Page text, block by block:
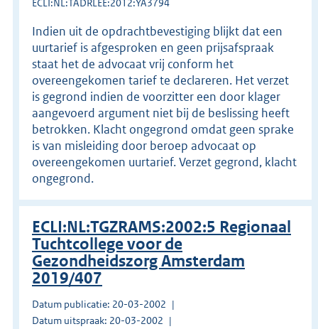
Indien uit de opdrachtbevestiging blijkt dat een
uurtarief is afgesproken en geen prijsafspraak
staat het de advocaat vrij conform het
overeengekomen tarief te declareren. Het verzet
is gegrond indien de voorzitter een door klager
aangevoerd argument niet bij de beslissing heeft
betrokken. Klacht ongegrond omdat geen sprake
is van misleiding door beroep advocaat op
overeengekomen uurtarief. Verzet gegrond, klacht
ongegrond.
ECLI:NL:TGZRAMS:2002:5 Regionaal
Tuchtcollege voor de
Gezondheidszorg Amsterdam
2019/407
Datum publicatie: 20-03-2002
Datum uitspraak: 20-03-2002